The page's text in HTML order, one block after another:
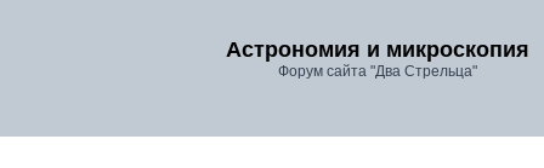
Астрономия и микроскопия
Форум сайта "Два Стрельца"